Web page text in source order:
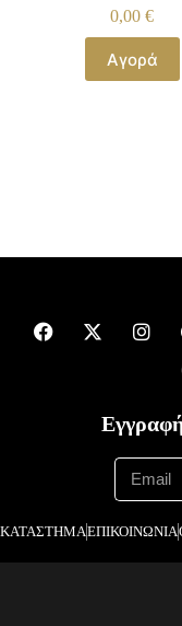
0,00€
Αγορά
ΚΑΤΑΣΤΗΜΑΕΠΙΚΟΙΝΩΝΙΑ